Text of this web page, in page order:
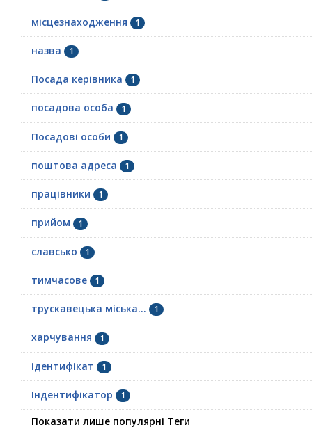
місцезнаходження 1
назва 1
Посада керівника 1
посадова особа 1
Посадові особи 1
поштова адреса 1
працівники 1
прийом 1
славсько 1
тимчасове 1
трускавецька міська... 1
харчування 1
ідентифікат 1
Індентифікатор 1
Показати лише популярні Теги